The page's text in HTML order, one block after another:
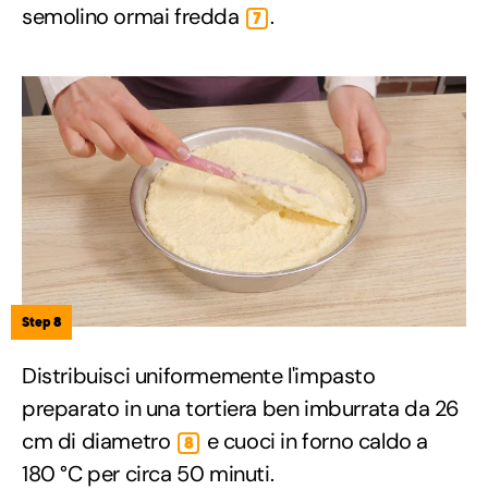
semolino ormai fredda
7 .
Step 8
Distribuisci uniformemente l'impasto
preparato in una tortiera ben imburrata da 26
cm di diametro
8
e cuoci in forno caldo a
180 °C per circa 50 minuti.